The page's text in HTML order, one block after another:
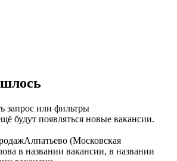
запрос или фильтры
будут появляться новые вакансии.
Алпатьево (Московская
в названии вакансии, в названии